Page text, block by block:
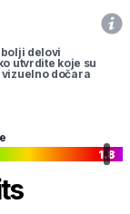
delovi
utvrdite koje su
dočara
1.8